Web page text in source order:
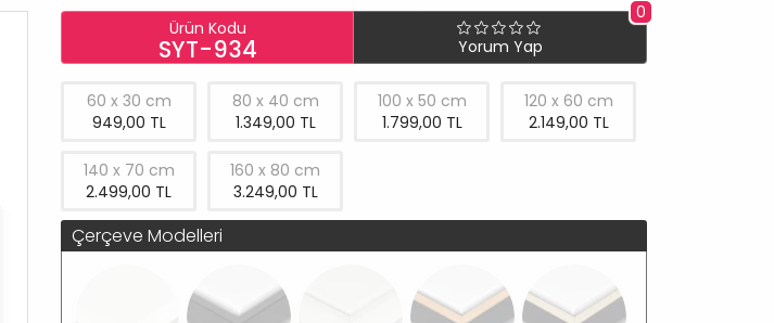
Ürün Kodu
SYT-934
0
Yorum Yap
60 x 30 cm
949,00 TL
80 x 40 cm
1.349,00 TL
100 x 50 cm
1.799,00 TL
120 x 60 cm
2.149,00 TL
140 x 70 cm
2.499,00 TL
160 x 80 cm
3.249,00 TL
Çerçeve Modelleri